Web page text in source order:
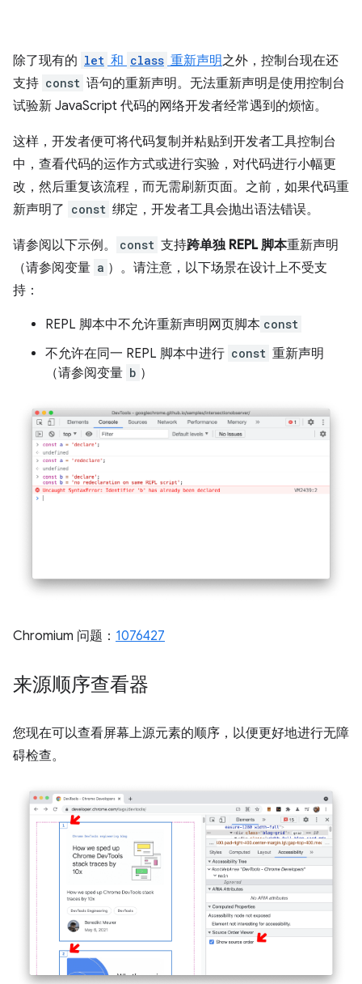
除了现有的 let 和 class 重新声明之外，控制台现在还
支持 const 语句的重新声明。无法重新声明是使用控制台
试验新 JavaScript 代码的网络开发者经常遇到的烦恼。
这样，开发者便可将代码复制并粘贴到开发者工具控制台
中，查看代码的运作方式或进行实验，对代码进行小幅更
改，然后重复该流程，而无需刷新页面。之前，如果代码重
新声明了 const 绑定，开发者工具会抛出语法错误。
请参阅以下示例。 const 支持跨单独 REPL 脚本重新声明
（请参阅变量 a ）。请注意，以下场景在设计上不受支
持：
REPL 脚本中不允许重新声明网页脚本 const
不允许在同一 REPL 脚本中进行 const 重新声明
（请参阅变量 b ）
Chromium 问题： 1076427
来源顺序查看器
您现在可以查看屏幕上源元素的顺序，以便更好地进行无障
碍检查。